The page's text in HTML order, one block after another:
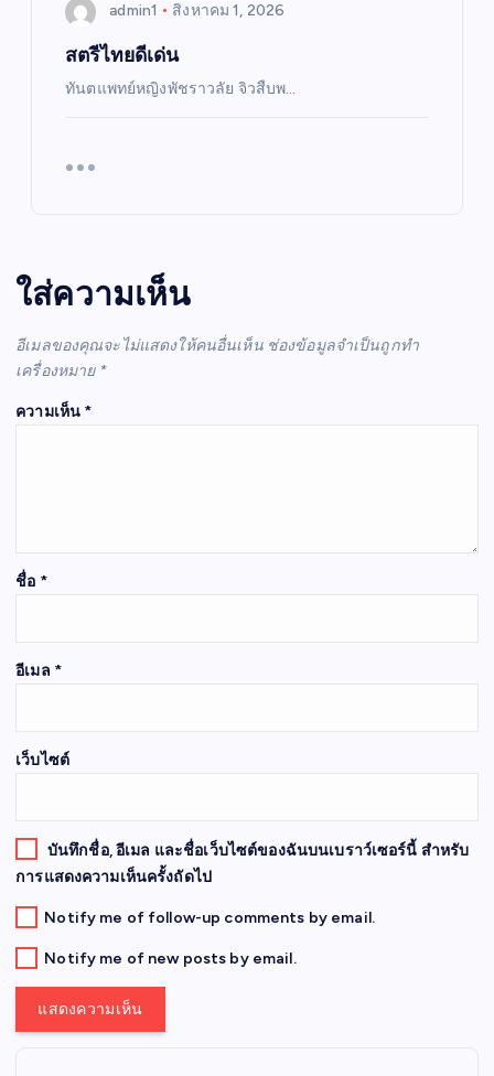
admin1 สิงหาคม 1, 2026
สตรีไทยดีเด่น
ทันตแพทย์หญิงพัชราวลัย จิวสืบพ…
ใส่ความเห็น
อีเมลของคุณจะไม่แสดงให้คนอื่นเห็น ช่องข้อมูลจำเป็นถูกทำ
เครื่องหมาย *
ความเห็น *
ชื่อ *
อีเมล *
เว็บไซต์
บันทึกชื่อ, อีเมล และชื่อเว็บไซต์ของฉันบนเบราว์เซอร์นี้ สำหรับ
การแสดงความเห็นครั้งถัดไป
Notify me of follow-up comments by email.
Notify me of new posts by email.